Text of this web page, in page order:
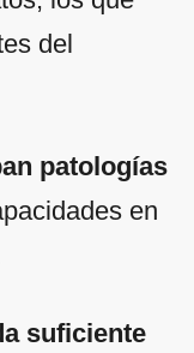
del
patologías
en
suficiente